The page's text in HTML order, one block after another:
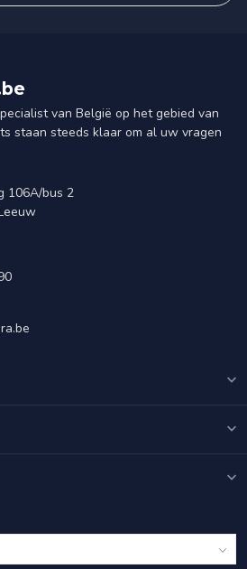
van België op het gebied van
staan steeds klaar om al uw vragen
106A/bus 2